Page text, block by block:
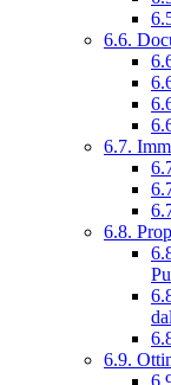
6.6.
6.7.
6.8.
6.9.